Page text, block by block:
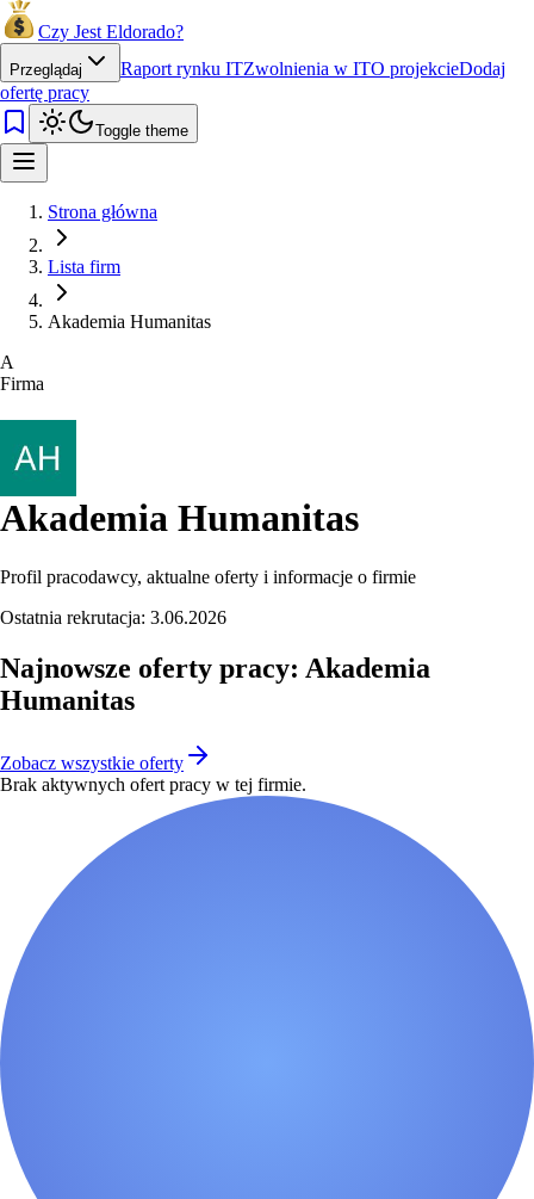
Czy Jest Eldorado?
Przeglądaj Raport rynku ITZwolnienia w ITO projekcieDodaj
ofertę pracy
Toggle theme
Strona główna
Lista firm
Akademia Humanitas
A
Firma
Akademia Humanitas
Profil pracodawcy, aktualne oferty i informacje o firmie
Ostatnia rekrutacja: 3.06.2026
Najnowsze oferty pracy: Akademia
Humanitas
Zobacz wszystkie oferty
Brak aktywnych ofert pracy w tej firmie.